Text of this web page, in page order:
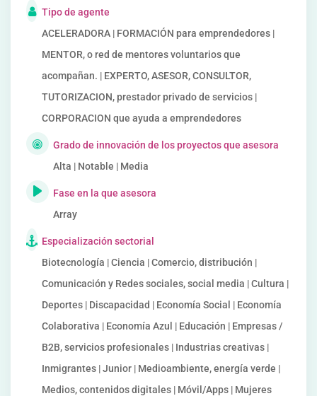
Tipo de agente
ACELERADORA | FORMACIÓN para emprendedores |
MENTOR, o red de mentores voluntarios que
acompañan. | EXPERTO, ASESOR, CONSULTOR,
TUTORIZACION, prestador privado de servicios |
CORPORACION que ayuda a emprendedores
Grado de innovación de los proyectos que asesora
Alta | Notable | Media
Fase en la que asesora
Array
Especialización sectorial
Biotecnología | Ciencia | Comercio, distribución |
Comunicación y Redes sociales, social media | Cultura |
Deportes | Discapacidad | Economía Social | Economía
Colaborativa | Economía Azul | Educación | Empresas /
B2B, servicios profesionales | Industrias creativas |
Inmigrantes | Junior | Medioambiente, energía verde |
Medios, contenidos digitales | Móvil/Apps | Mujeres